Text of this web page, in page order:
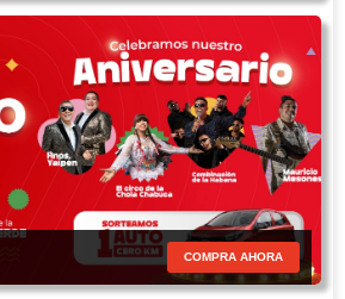
COMPRA AHORA